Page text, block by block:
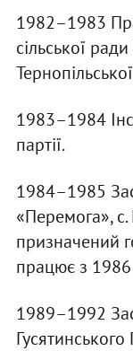
1982–1983
сільської
1983–1984
партії.
1984–1985
«Перемога», с.
призначений
працює з
1989–1992